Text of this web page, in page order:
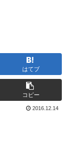
はてブ
コピー
2016.12.14